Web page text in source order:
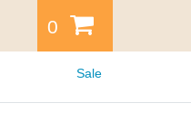
0
Sale